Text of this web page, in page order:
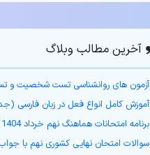
آخرین مطالب وبلاگ
آزمون های روانشناسی تست شخصیت
آموزش کامل انواع فعل در زبان فارسی
برنامه امتحانات هماهنگ نهم خرداد 1404 | تمام است...
سوالات امتحان نهایی کشوری نهم با